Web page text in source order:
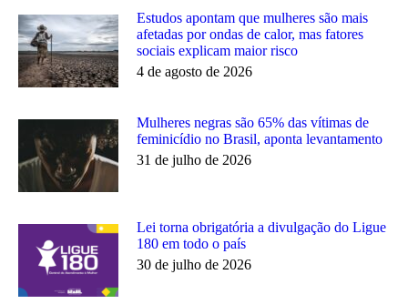
Estudos apontam que mulheres são mais
afetadas por ondas de calor, mas fatores
sociais explicam maior risco
4 de agosto de 2026
Mulheres negras são 65% das vítimas de
feminicídio no Brasil, aponta levantamento
31 de julho de 2026
Lei torna obrigatória a divulgação do Ligue
180 em todo o país
30 de julho de 2026